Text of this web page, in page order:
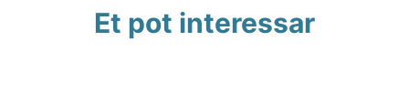
Et pot interessar